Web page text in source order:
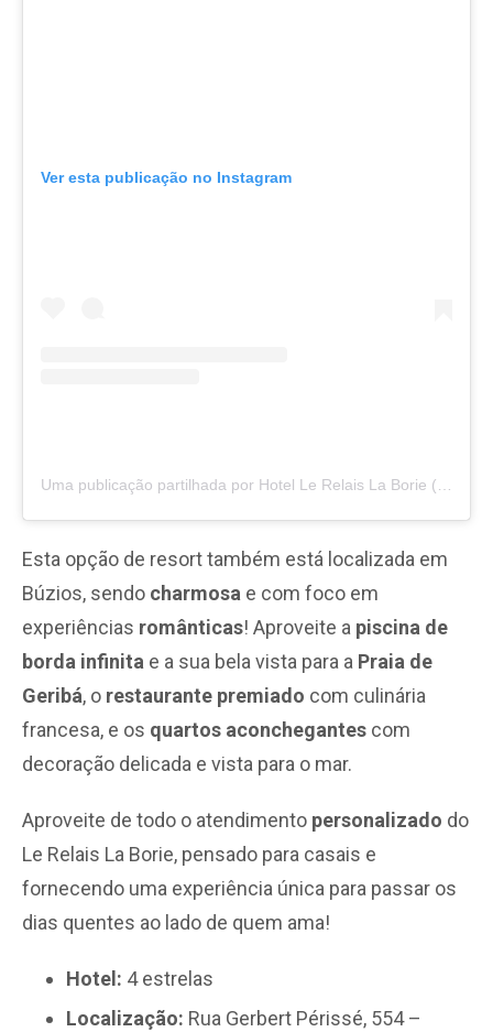
Ver esta publicação no Instagram
Esta opção de resort também está localizada em
Búzios, sendo charmosa e com foco em
experiências românticas! Aproveite a piscina de
borda infinita e a sua bela vista para a Praia de
Geribá, o restaurante premiado com culinária
francesa, e os quartos aconchegantes com
decoração delicada e vista para o mar.
Aproveite de todo o atendimento personalizado do
Le Relais La Borie, pensado para casais e
fornecendo uma experiência única para passar os
dias quentes ao lado de quem ama!
Hotel: 4 estrelas
Localização: Rua Gerbert Périssé, 554 –